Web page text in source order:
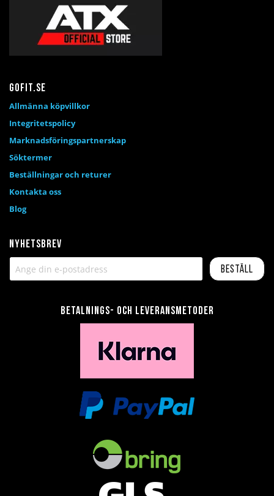
Nyhetsbrev
Beställ
Betalnings- och leveransmetoder
Gofit.se
Allmänna köpvillkor
Integritetspolicy
Marknadsföringspartnerskap
Söktermer
Beställningar och returer
Kontakta oss
Blog